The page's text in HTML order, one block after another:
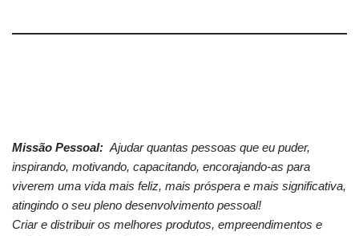
Missão Pessoal: Ajudar quantas pessoas que eu puder,
inspirando, motivando, capacitando, encorajando-as para
viverem uma vida mais feliz, mais próspera e mais significativa,
atingindo o seu pleno desenvolvimento pessoal!
Criar e distribuir os melhores produtos, empreendimentos e